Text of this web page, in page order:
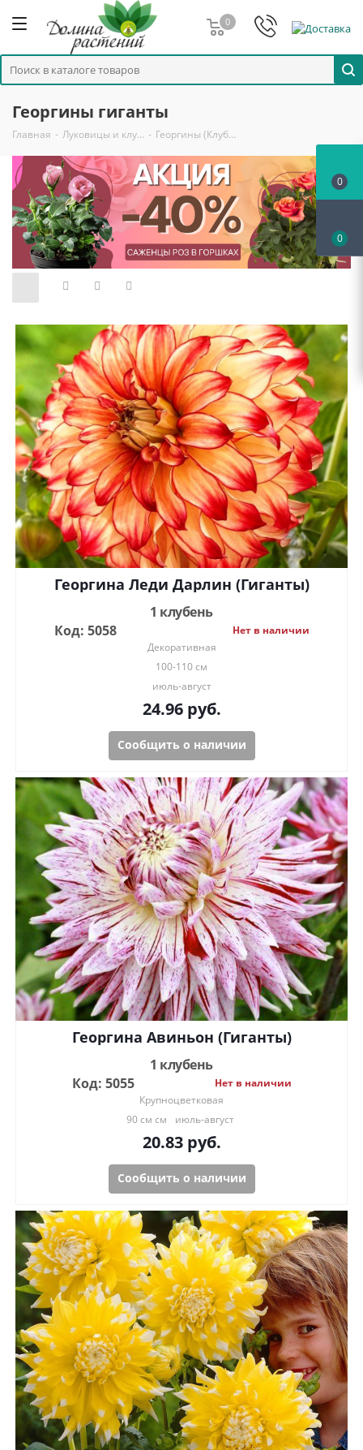
0
Георгины гиганты
Главная - Луковицы и клу… - Георгины (Клуб…
Георгина Леди Дарлин (Гиганты)
1 клубень
Код: 5058
Нет в наличии
Декоративная
100-110 см
июль-август
24.96руб.
Сообщить о наличии
Георгина Авиньон (Гиганты)
1 клубень
Код: 5055
Нет в наличии
Крупноцветковая
90 см см
июль-август
20.83руб.
Сообщить о наличии
0
0